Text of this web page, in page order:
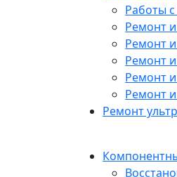
Работы с
Ремонт
Ремонт
Ремонт
Ремонт
Ремонт
Ремонт